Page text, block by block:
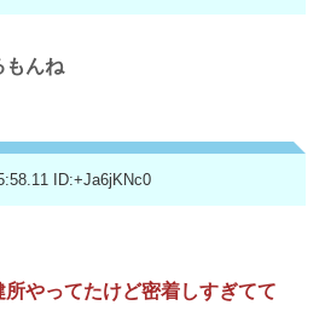
もんね
ID:+Ja6jKNc0
所やってたけど密着しすぎてて